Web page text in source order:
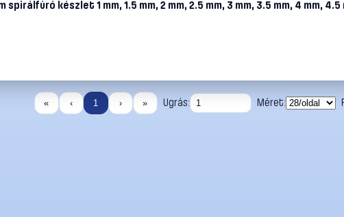
spirálfúró készlet 1 mm, 1.5 mm, 2 mm, 2.5 mm, 3 mm, 3.5 mm, 4 mm,
« ‹ 1 › » Ugrás: Méret: